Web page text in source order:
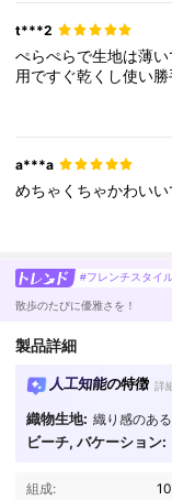
t***2
ぺらぺらで生地は薄
用ですぐ乾くし使い
a***a
めちゃくちゃかわいい
#フレンチスタイ
散歩のたびに優雅さを！
製品詳細
人工知能の特徴 詳
織物生地: 織り感のあ
ビーチ, バケーション:
組成:
4.90